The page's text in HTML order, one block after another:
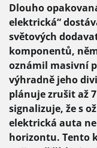
Dlouho
elektrická“
světových
komponentů,
oznámil masivní
výhradně jeho
plánuje zrušit až
signalizuje, že s
elektrická auta
horizontu. Tento